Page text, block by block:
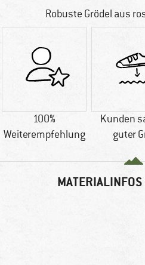
Robuste Grödel aus
100%
Weiterempfehlung
Kunden
guter